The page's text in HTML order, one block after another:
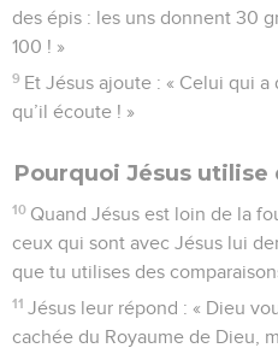
des épis : les uns donnent 30
100 ! »
9 Et Jésus ajoute : « Celui qui
qu’il écoute ! »
Pourquoi Jésus utilise
10 Quand Jésus est loin de la
ceux qui sont avec Jésus lui
que tu utilises des
11 Jésus leur répond : « Dieu
cachée du Royaume de Dieu,